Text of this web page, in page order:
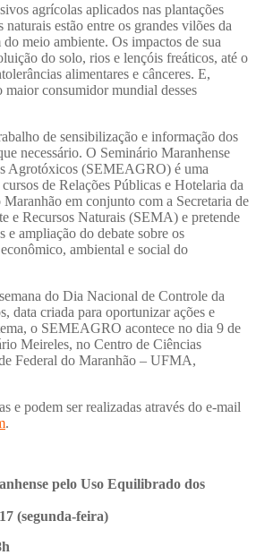
agrícolas aplicados nas plantações
naturais estão entre os grandes vilões da
do meio ambiente. Os impactos de sua
do solo, rios e lençóis freáticos, até o
alimentares e cânceres. E,
consumidor mundial desses
de sensibilização e informação dos
necessário. O Seminário Maranhense
Agrotóxicos (SEMEAGRO) é uma
de Relações Públicas e Hotelaria da
em conjunto com a Secretaria de
e Recursos Naturais (SEMA) e pretende
e ampliação do debate sobre os
ambiental e social do
do Dia Nacional de Controle da
data criada para oportunizar ações e
o SEMEAGRO acontece no dia 9 de
Meireles, no Centro de Ciências
Federal do Maranhão – UFMA,
e podem ser realizadas através do e-mail
.
pelo Uso Equilibrado dos
(segunda-feira)